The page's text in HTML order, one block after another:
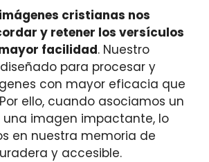
cristianas nos
y retener los versículos
facilidad. Nuestro
para procesar y
con mayor eficacia que
ello, cuando asociamos un
una imagen impactante, lo
en nuestra memoria de
y accesible.